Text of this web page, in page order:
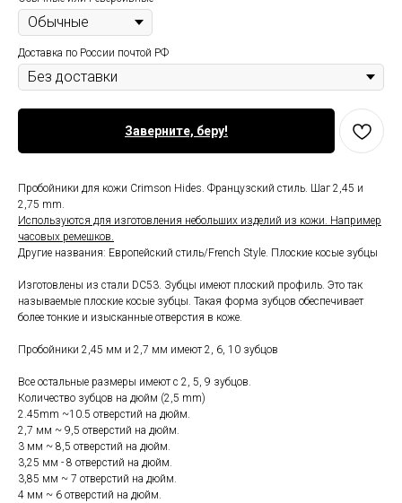
Доставка по России почтой РФ
Заверните, беру!
Пробойники для кожи Crimson Hides. Французский стиль. Шаг 2,45 и
2,75 mm.
Используются для изготовления небольших изделий из кожи. Например
часовых ремешков.
Другие названия: Европейский стиль/French Style. Плоские косые зубцы
Изготовлены из стали DC53. Зубцы имеют плоский профиль. Это так
называемые плоские косые зубцы. Такая форма зубцов обеспечивает
более тонкие и изысканные отверстия в коже.
Пробойники 2,45 мм и 2,7 мм имеют 2, 6, 10 зубцов
Все остальные размеры имеют с 2, 5, 9 зубцов.
Количество зубцов на дюйм (2,5 mm)
2.45mm ~10.5 отверстий на дюйм.
2,7 мм ~ 9,5 отверстий на дюйм.
3 мм ~ 8,5 отверстий на дюйм.
3,25 мм - 8 отверстий на дюйм.
3,85 мм ~ 7 отверстий на дюйм.
4 мм ~ 6 отверстий на дюйм.